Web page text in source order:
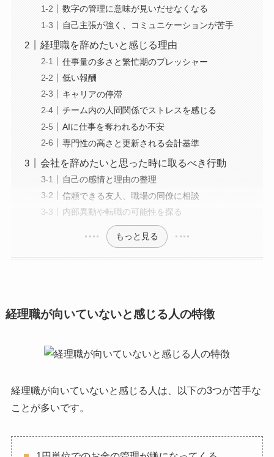
数字の管理に意味が見いだせなくなる
自己主張が強く、コミュニケーションが苦手
経理職を辞めたいと感じる理由
仕事量の多さと繁忙期のプレッシャー
低い報酬
キャリアの停滞
チーム内の人間関係でストレスを感じる
AIに仕事を奪われるか不安
専門性の高さと更新される会計基準
会社を辞めたいと思った時に取るべき行動
自己の感情と理由の整理
信頼できる友人、職場の同僚に相談
内部異動や転職の可能性を探る
もっと見る
経理職が向いていないと感じる人の特徴
経理職が向いていないと感じる人は、以下の3つが苦手な
ことが多いです。